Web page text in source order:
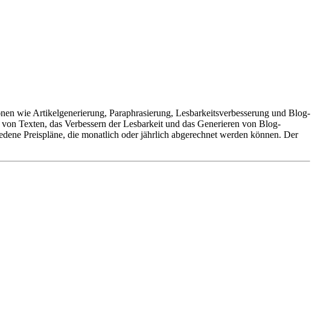
wie Artikelgenerierung, Paraphrasierung, Lesbarkeitsverbesserung und Blog-
Texten, das Verbessern der Lesbarkeit und das Generieren von Blog-
Preispläne, die monatlich oder jährlich abgerechnet werden können. Der